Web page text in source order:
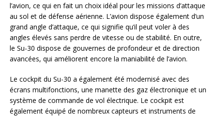
l’avion, ce qui en fait un choix idéal pour les missions d’attaque
au sol et de défense aérienne. L’avion dispose également d’un
grand angle d’attaque, ce qui signifie qu’il peut voler à des
angles élevés sans perdre de vitesse ou de stabilité. En outre,
le Su-30 dispose de gouvernes de profondeur et de direction
avancées, qui améliorent encore la maniabilité de l’avion.
Le cockpit du Su-30 a également été modernisé avec des
écrans multifonctions, une manette des gaz électronique et un
système de commande de vol électrique. Le cockpit est
également équipé de nombreux capteurs et instruments de